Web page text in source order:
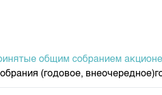
общим собранием
(годовое,